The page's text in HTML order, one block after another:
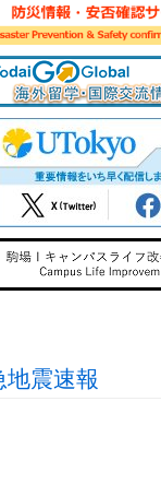
震速報